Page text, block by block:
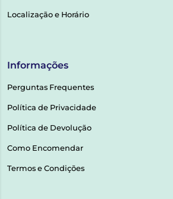
Localização e Horário
Informações
Perguntas Frequentes
Política de Privacidade
Política de Devolução
Como Encomendar
Termos e Condições